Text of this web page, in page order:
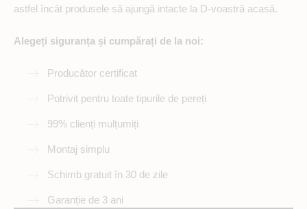
astfel încât produsele să ajungă intacte la D-voastră acasă.
Alegeți siguranța și cumpărați de la noi:
Producător certificat
Potrivit pentru toate tipurile de pereți
99% clienți mulțumiți
Montaj simplu
Schimb gratuit în 30 de zile
Garanție de 3 ani